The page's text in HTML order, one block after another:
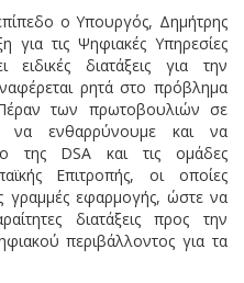
ο Υπουργός, Δημήτρης
για τις Ψηφιακές Υπηρεσίες
διατάξεις για την
ρητά στο πρόβλημα
των πρωτοβουλιών σε
να ενθαρρύνουμε και να
της DSA και τις ομάδες
Επιτροπής, οι οποίες
γραμμές εφαρμογής, ώστε να
διατάξεις προς την
περιβάλλοντος για τα